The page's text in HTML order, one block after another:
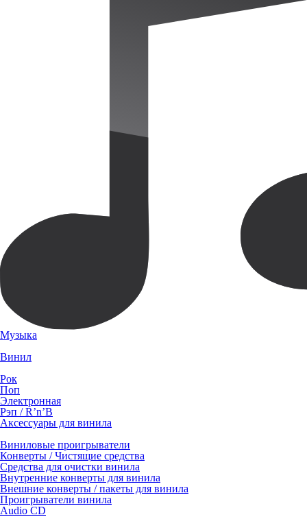
Музыка
Винил
Рок
Поп
Электронная
Рэп / R’n’B
Аксессуары для винила
Виниловые проигрыватели
Конверты / Чистящие средства
Средства для очистки винила
Внутренние конверты для винила
Внешние конверты / пакеты для винила
Проигрыватели винила
Audio CD